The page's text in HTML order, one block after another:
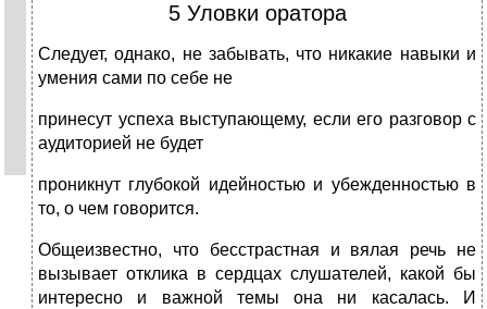
5 Уловки оратора
Следует, однако, не забывать, что никакие навыки и
умения сами по себе не
принесут успеха выступающему, если его разговор с
аудиторией не будет
проникнут глубокой идейностью и убежденностью в
то, о чем говорится.
Общеизвестно, что бесстрастная и вялая речь не
вызывает отклика в сердцах слушателей, какой бы
интересно и важной темы она ни касалась. И